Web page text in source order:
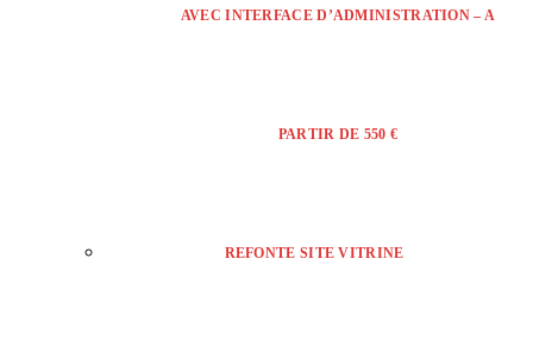
AVEC INTERFACE D’ADMINISTRATION – A
PARTIR DE 550 €
REFONTE SITE VITRINE